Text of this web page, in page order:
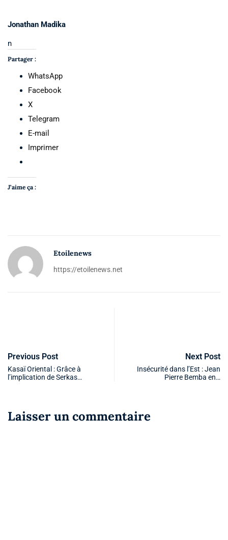
Jonathan Madika
n
Partager :
WhatsApp
Facebook
X
Telegram
E-mail
Imprimer
J’aime ça :
Etoilenews
https://etoilenews.net
Previous Post
Kasaï Oriental : Grâce à
l’implication de Serkas…
Next Post
Insécurité dans l’Est : Jean
Pierre Bemba en…
Laisser un commentaire